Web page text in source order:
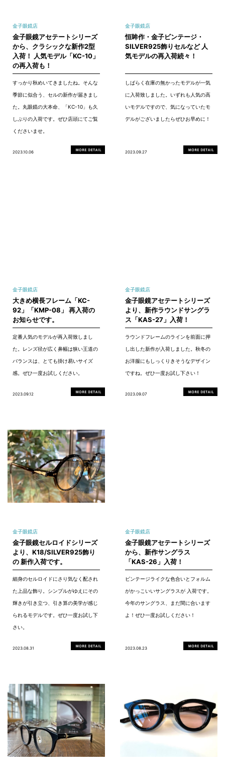
金子眼鏡店
金子眼鏡アセテートシリーズ
から、クラシックな新作2型
入荷！ 人気モデル「KC-10」
の再入荷も！
すっかり秋めいてきましたね。そんな
季節に似合う、セルの新作が届きまし
た。丸眼鏡の大本命、「KC-10」も久
しぶりの入荷です。ぜひ店頭にてご覧
くださいませ。
2023.10.06
金子眼鏡店
恒眸作・金子ビンテージ・
SILVER925飾りセルなど 人
気モデルの再入荷続々！
しばらく在庫の無かったモデルが一気
に入荷致しました。いずれも人気の高
いモデルですので、気になっていたモ
デルがございましたらぜひお早めに！
2023.09.27
金子眼鏡店
大きめ横長フレーム「KC-
92」「KMP-08」 再入荷の
お知らせです。
定番人気のモデルが再入荷致しまし
た。レンズ径が広く鼻幅は狭い王道の
バランスは、とても掛け易いサイズ
感。ぜひ一度お試しください。
2023.09.12
金子眼鏡店
金子眼鏡アセテートシリーズ
より、新作ラウンドサングラ
ス「KAS-27」入荷！
ラウンドフレームのラインを前面に押
し出した新作が入荷しました。秋冬の
お洋服にもしっくりきそうなデザイン
ですね。ぜひ一度お試し下さい！
2023.09.07
金子眼鏡店
金子眼鏡セルロイドシリーズ
より、K18/SILVER925飾り
の 新作入荷です。
細身のセルロイドにさり気なく配され
た上品な飾り。シンプルがゆえにその
輝きが引き立つ、引き算の美学が感じ
られるモデルです。ぜひ一度お試し下
さい。
2023.08.31
金子眼鏡店
金子眼鏡アセテートシリーズ
から、新作サングラス
「KAS-26」入荷！
ビンテージライクな色合いとフォルム
がかっこいいサングラスが 入荷です。
今年のサングラス、まだ間に合います
よ！ぜひ一度お試しください！
2023.08.23